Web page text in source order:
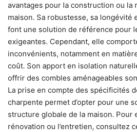
avantages pour la construction ou la
maison. Sa robustesse, sa longévité
font une solution de référence pour
exigeantes. Cependant, elle
inconvénients, notamment en
coût. Son apport en isolation
offrir des combles aménageables
La prise en compte des spécificités
charpente permet d’opter pour une
structure globale de la maison. Pour
rénovation ou l’entretien, consultez